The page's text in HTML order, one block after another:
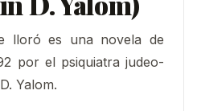
lloró es una novela de
por el psiquiatra judeo-
Yalom.